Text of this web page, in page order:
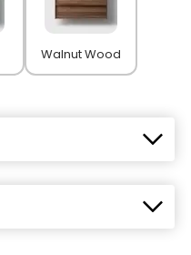
Walnut Wood